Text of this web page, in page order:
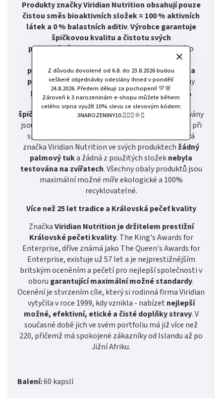
Z důvodu dovolené od 6.8. do 23.8.2026 budou
veškeré objednávky odeslány ihned v pondělí
24.8.2026. Předem děkuji za pochopení! 💛🌸
Zároveň k 3.narozeninám e-shopu můžete během
celého srpna využít 10% slevu se slevovým kódem:
3NAROZENINY10.🧚🏻‍♀️🌞✨
Produkty značky Viridian Nutrition obsahují pouze
čistou směs bioaktivních složek = 100 % aktivních
látek a 0 % balastních aditiv.Výrobce garantuje
špičkovou kvalitu a čistotu svých
produktůdůslednou kontrolou celého výrobního
to od semínka až po finální
produkt- spolupracuje slokálními producenty a
pěstitelizaměřenými na nejvyšší kvalitu. Všechny
produkty jsou sestaveny na základěodborných,
recenzovaných studiía na základěreceptur
špičkových výživových specialistů. Upřednostňovány
jsou takové složky, které jsou prokazatelně účinné při
správném dávkování. Z etických důvodů nepoužívá
značka Viridian Nutrition ve svých produktech žádný
palmový tuka žádná z použitých složeknebyla
testována na zvířatech. Všechny obaly produktů jsou
maximální možné míře ekologické a 100%
recyklovatelné.
Více než 25 let tradice a Královská pečeť kvality
ZnačkaViridian Nutrition je držitelem prestižní
Královské pečeti kvality. The King's Awards for
Enterprise, dříve známá jako The Queen's Awards for
Enterprise, existuje už 57 let a je nejprestižnějším
britským oceněním a pečetí pro nejlepší společnosti v
oboru garantující maximální možné standardy.
Ocenění je stvrzením cíle, který si rodinná firma Viridian
vytyčila v roce 1999, kdy vznikla - nabízet nejlepší
možné, efektivní, etické a čisté doplňky stravy. V
současné době jich ve svém portfoliu má již více než
220, přičemž má spokojené zákazníky od Islandu až po
Jižní Afriku.
Balení:60 kapslí